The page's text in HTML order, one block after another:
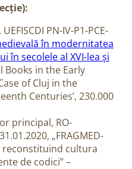
PN-IV-P1-PCE-
în modernitatea
în secolele al XVI-lea și
Books in the Early
of Cluj in the
Centuries’, 230.000
principal, RO-
„FRAGMED-
reconstituind cultura
de codici” –